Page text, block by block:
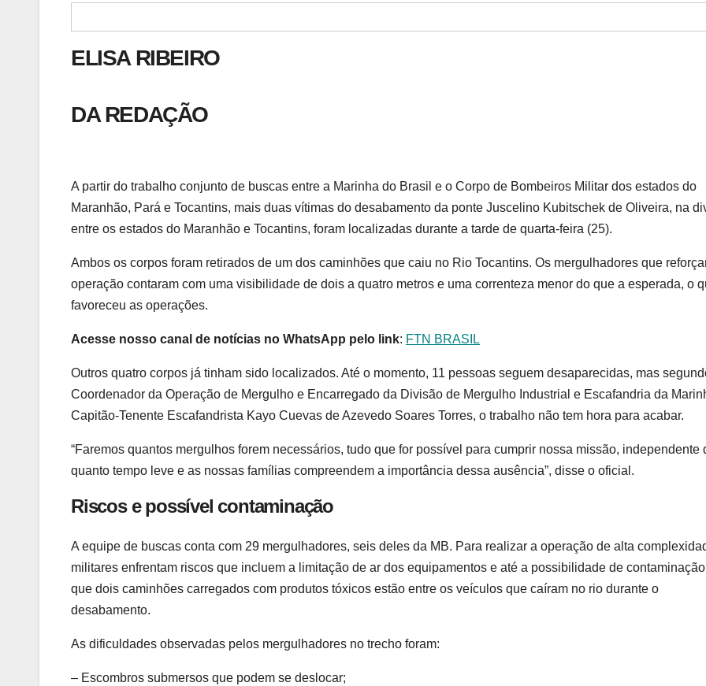
ELISA RIBEIRO
DA REDAÇÃO
A partir do trabalho conjunto de buscas entre a Marinha do Brasil e o Corpo de Bombeiros Militar dos estados do
Maranhão, Pará e Tocantins, mais duas vítimas do desabamento da ponte Juscelino Kubitschek de Oliveira, na
entre os estados do Maranhão e Tocantins, foram localizadas durante a tarde de quarta-feira (25).
Ambos os corpos foram retirados de um dos caminhões que caiu no Rio Tocantins. Os mergulhadores que
operação contaram com uma visibilidade de dois a quatro metros e uma correnteza menor do que a esperada, o
favoreceu as operações.
Acesse nosso canal de notícias no WhatsApp pelo link: FTN BRASIL
Outros quatro corpos já tinham sido localizados. Até o momento, 11 pessoas seguem desaparecidas, mas
Coordenador da Operação de Mergulho e Encarregado da Divisão de Mergulho Industrial e Escafandria da
Capitão-Tenente Escafandrista Kayo Cuevas de Azevedo Soares Torres, o trabalho não tem hora para acabar.
“Faremos quantos mergulhos forem necessários, tudo que for possível para cumprir nossa missão, independente
quanto tempo leve e as nossas famílias compreendem a importância dessa ausência”, disse o oficial.
Riscos e possível contaminação
A equipe de buscas conta com 29 mergulhadores, seis deles da MB. Para realizar a operação de alta
militares enfrentam riscos que incluem a limitação de ar dos equipamentos e até a possibilidade de
que dois caminhões carregados com produtos tóxicos estão entre os veículos que caíram no rio durante o
desabamento.
As dificuldades observadas pelos mergulhadores no trecho foram:
– Escombros submersos que podem se deslocar;